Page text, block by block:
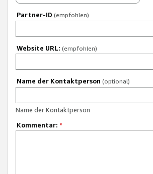
Partner-ID (empfohlen)
Website URL: (empfohlen)
Name der Kontaktperson (optional)
Name der Kontaktperson
Kommentar: *